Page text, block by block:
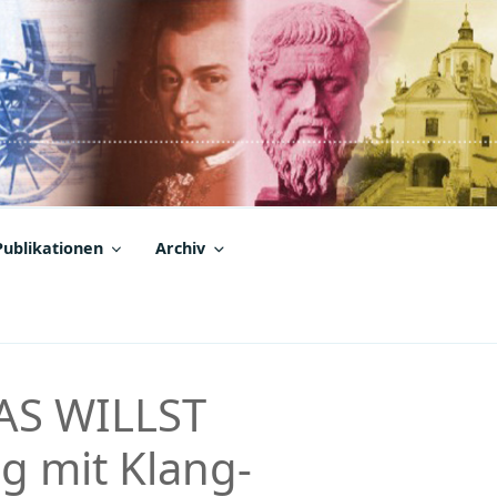
Archiv
WILLST
mit Klang-